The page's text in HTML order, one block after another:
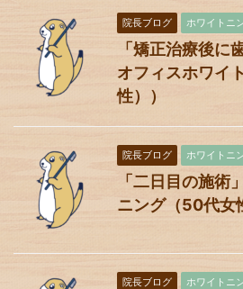
院長ブログ ホワイトニ
「矯正治療後に
オフィスホワイ
性））
院長ブログ ホワイトニ
「二日目の施術
ニング（50代女
院長ブログ ホワイトニ